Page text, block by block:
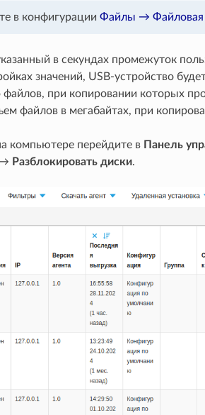
в конфигурации Файлы → Файловая
в секундах промежуток
значений, USB-устройство
при копировании которых
файлов в мегабайтах, при
компьютере перейдите в Панель
Разблокировать диски.